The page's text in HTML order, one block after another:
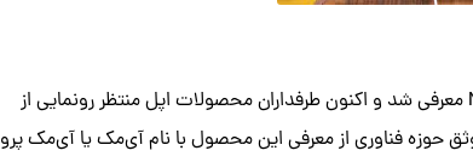
اوایل سال جاری میلادی آی‌مک ۲۴ اینچی اپل با چیپ M1 معرفی شد و اکنون طرفداران محصولات اپل منتظر رونمایی از
حوزه فناوری از معرفی این محصول با نام آی‌مک یا آی‌مک پرو